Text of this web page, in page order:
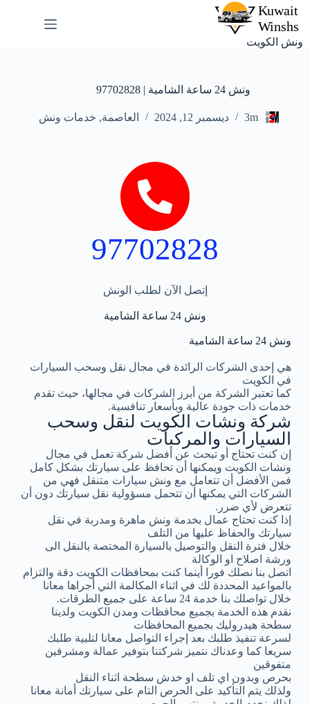
ونش الكويت
ونش 24 ساعة الشامية | 97702828
3m ديسمبر 12, 2024 العاصمة, خدمات ونش
97702828
إتصل الآن لطلب الونش
ونش 24 ساعة الشامية
ونش 24 ساعة الشامية
هي إحدى الشركات الرائدة في مجال نقل وسحب السيارات
في الكويت
كما تعتبر الشركة من أبرز الشركات في مجالها، حيث تقدم
خدمات ذات جودة عالية وبأسعار تنافسية.
شركة ونشات الكويت لنقل وسحب
السيارات والمركبات
إن كنت تحتاج أو تبحث عن أفضل شركة تعمل في مجال
ونشات الكويت ويمكنها أن تحافظ على سيارتك بشكل كامل
فمن الأفضل أن تتعامل مع ونش سيارات متنقل فهي من
الشركات التي يمكنها أن تتحمل مسؤولية نقل سيارتك دون أن
تتعرض لأي ضرر.
إذا كنت تحتاج عمال بخدمة ونش ماهرة ومدربة في نقل
سيارتك والحفاظ عليها من التلف
خلال فترة النقل والتوصيل بالسيارة المختصة بالنقل الى
ورشة اصلاح او الوكالة
اتصل بنا نصلك فورا أينما كنت بمحافظات الكويت دقة والتزام
بالمواعيد المحددة لك في اثناء المكالمة التي أجراها معانا
خلال تواصلك بنا خدمة 24 ساعة على جميع الطرقات.
نقدم هذه الخدمة بجميع محافظات ومدن الكويت ولدينا
سطحة هيدروليك بجميع المحافظات
لسرعة تنفيذ طلبك بعد إجراء التواصل معانا لتلبية طلبك
سريعا كما وعدناك نتميز شركتنا بتوفير عمالة ومشرفين
متفوقين
بحرص وبدون اي تلف او خدش سطحة اثناء النقل
ولذلك يتم التأكيد على الحرص التام على سيارتك أمانة معانا